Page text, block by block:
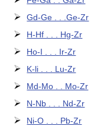
Gd-Ge . . .Ge-Zr
H-Hf . . . Hg-Zr
Ho-I . . . Ir-Zr
K-li . . . Lu-Zr
Md-Mo . . Mo-Zr
N-Nb . . . Nd-Zr
Ni-O . . . Pb-Zr